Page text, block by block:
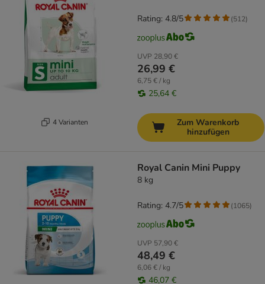
4 Varianten
UVP 28,90 €
26,99 €
6,75 € / kg
25,64 €
Rating: 4.8/5 (512)
Zum Warenkorb
hinzufügen
Royal Canin Mini Puppy
8 kg
UVP 57,90 €
48,49 €
6,06 € / kg
46,07 €
Rating: 4.7/5 (1065)